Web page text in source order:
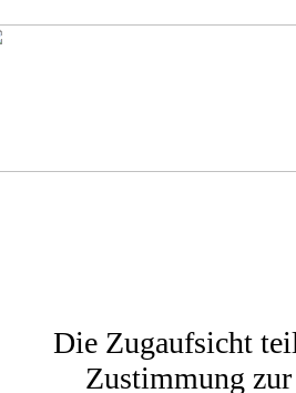
Die Zugaufsicht
Zustimmung